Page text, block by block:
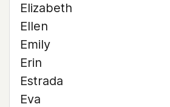
Elizabeth
Ellen
Emily
Erin
Estrada
Eva